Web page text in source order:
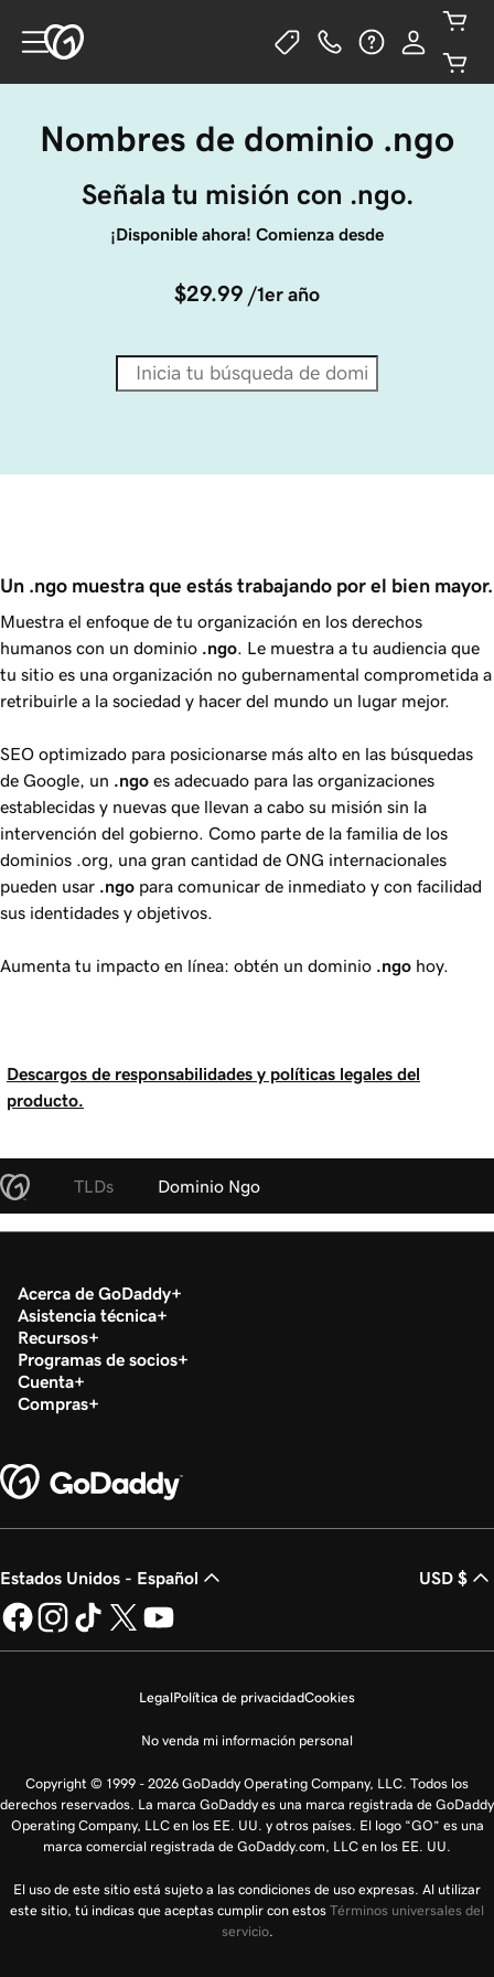
Nombres de dominio .ngo
Señala tu misión con .ngo.
¡Disponible ahora! Comienza desde
$29.99 /1er año
Un .ngo muestra que estás trabajando por el bien mayor.
Muestra el enfoque de tu organización en los derechos
humanos con un dominio .ngo . Le muestra a tu audiencia que
tu sitio es una organización no gubernamental comprometida a
retribuirle a la sociedad y hacer del mundo un lugar mejor.
SEO optimizado para posicionarse más alto en las búsquedas
de Google, un .ngo es adecuado para las organizaciones
establecidas y nuevas que llevan a cabo su misión sin la
intervención del gobierno. Como parte de la familia de los
dominios .org, una gran cantidad de ONG internacionales
pueden usar .ngo para comunicar de inmediato y con facilidad
sus identidades y objetivos.
Aumenta tu impacto en línea: obtén un dominio .ngo hoy.
Descargos de responsabilidades y políticas legales del
producto.
TLDs Dominio Ngo
Acerca de GoDaddy
Asistencia técnica
Recursos
Programas de socios
Cuenta
Compras
Estados Unidos - Español USD $
LegalPolítica de privacidadCookies
No venda mi información personal
Copyright © 1999 - 2026 GoDaddy Operating Company, LLC. Todos los
derechos reservados. La marca GoDaddy es una marca registrada de GoDaddy
Operating Company, LLC en los EE. UU. y otros países. El logo “GO” es una
marca comercial registrada de GoDaddy.com, LLC en los EE. UU.
El uso de este sitio está sujeto a las condiciones de uso expresas. Al utilizar
este sitio, tú indicas que aceptas cumplir con estos Términos universales del
servicio.